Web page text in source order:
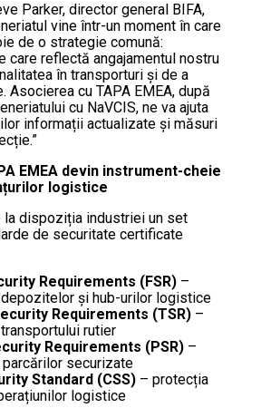
Parker, director general BIFA,
vine într-un moment în care
de o strategie comună:
care reflectă angajamentul nostru
în transporturi și de a
Asocierea cu TAPA EMEA, după
cu NaVCIS, ne va ajuta
informații actualizate și măsuri
EMEA devin instrument-cheie
logistice
la dispoziția industriei un set
de securitate certificate
Requirements (FSR) –
și hub-urilor logistice
Requirements (TSR) –
rutier
Requirements (PSR) –
securizate
Standard (CSS) – protecția
logistice